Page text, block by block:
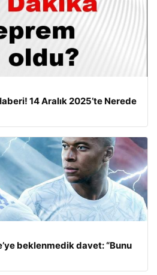
14 Aralık 2025’te Nerede
beklenmedik davet: “Bunu